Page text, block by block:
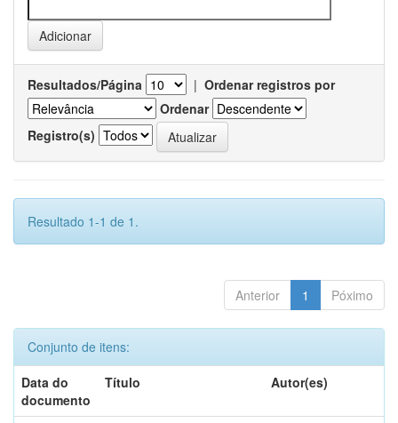
Resultados/Página | Ordenar registros por
Ordenar
Registro(s)
Resultado 1-1 de 1.
Anterior 1 Póximo
Conjunto de itens:
Data do
documento
Título Autor(es)